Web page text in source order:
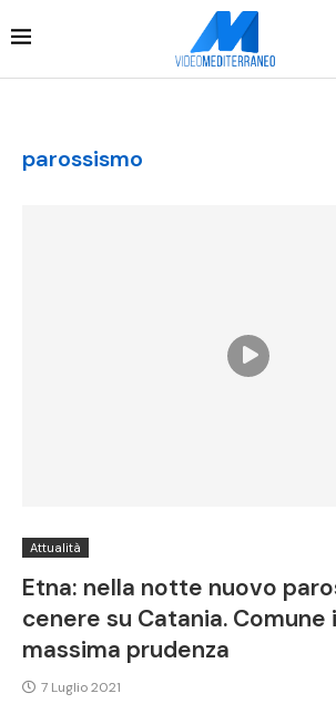
parossismo
Attualità
Etna: nella notte nuovo
cenere su Catania. Comune
massima prudenza
7 Luglio 2021